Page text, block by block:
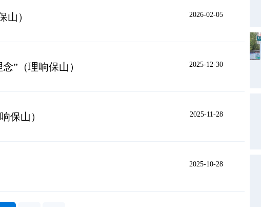
山） 2026-02-05
”（理响保山） 2025-12-30
保山） 2025-11-28
2025-10-28